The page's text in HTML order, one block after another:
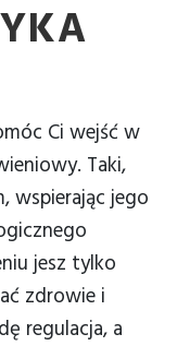
Ci wejść w
Taki,
wspierając jego
jesz tylko
zdrowie i
regulacja, a